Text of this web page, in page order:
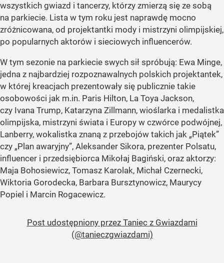
wszystkich gwiazd i tancerzy, którzy zmierzą się ze sobą
na parkiecie. Lista w tym roku jest naprawdę mocno
zróżnicowana, od projektantki mody i mistrzyni olimpijskiej,
po popularnych aktorów i sieciowych influencerów.
W tym sezonie na parkiecie swych sił spróbują: Ewa Minge,
jedna z najbardziej rozpoznawalnych polskich projektantek,
w której kreacjach prezentowały się publicznie takie
osobowości jak m.in. Paris Hilton, La Toya Jackson,
czy Ivana Trump, Katarzyna Zillmann, wioślarka i medalistka
olimpijska, mistrzyni świata i Europy w czwórce podwójnej,
Lanberry, wokalistka znaną z przebojów takich jak „Piątek”
czy „Plan awaryjny”, Aleksander Sikora, prezenter Polsatu,
influencer i przedsiębiorca Mikołaj Bagiński, oraz aktorzy:
Maja Bohosiewicz, Tomasz Karolak, Michał Czernecki,
Wiktoria Gorodecka, Barbara Bursztynowicz, Maurycy
Popiel i Marcin Rogacewicz.
Post udostępniony przez Taniec z Gwiazdami
(@tanieczgwiazdami)